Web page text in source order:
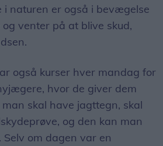
i naturen er også i bevægelse
venter på at blive skud,
også kurser hver mandag for
hvor de giver dem
skal have jagttegn, skal
og den kan man
om dagen var en